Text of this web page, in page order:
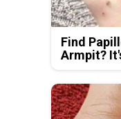
Find
Armpit?